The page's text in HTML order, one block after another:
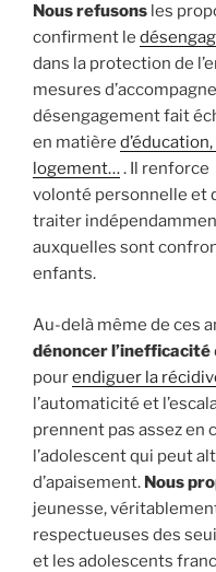
Nous refusons les
confirment le
dans la protection de
mesures
désengagement fait
en matière
logement…. Il renforce
volonté personnelle et
traiter
auxquelles sont
enfants.
Au-delà même de ces
dénoncer l’inefficacité
pourendiguer la
l’automaticité et
prennent pas assez en
l’adolescent qui peut
d’apaisement. Nous
jeunesse,
respectueuses des
et les adolescents